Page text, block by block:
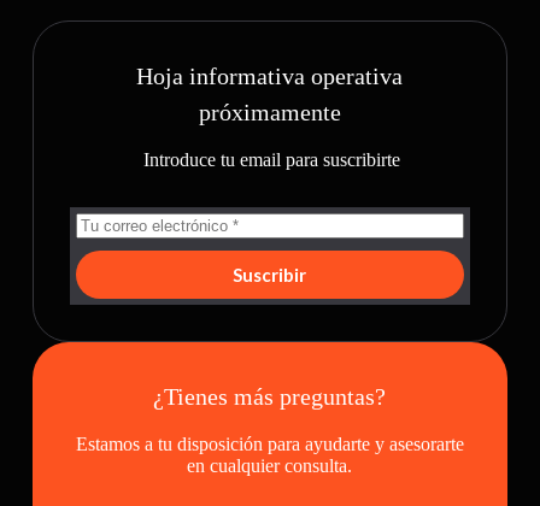
Hoja informativa operativa
próximamente
Introduce tu email para suscribirte
Suscribir
¿Tienes más preguntas?
Estamos a tu disposición para ayudarte y asesorarte
en cualquier consulta.